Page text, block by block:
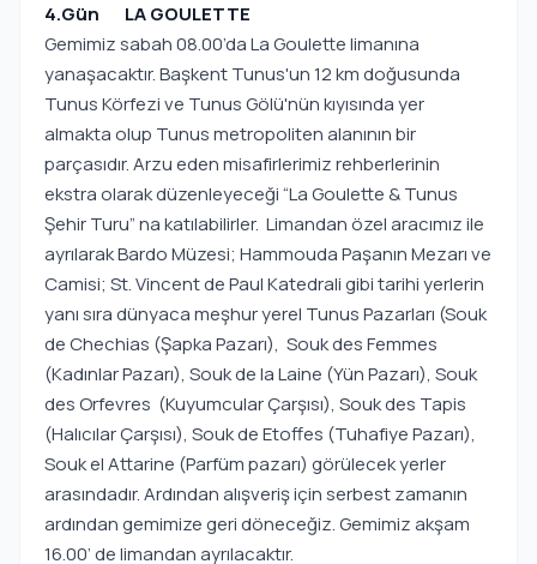
4.Gün LA GOULETTE
Gemimiz sabah 08.00’da La Goulette limanına
yanaşacaktır. Başkent Tunus'un 12 km doğusunda
Tunus Körfezi ve Tunus Gölü'nün kıyısında yer
almakta olup Tunus metropoliten alanının bir
parçasıdır. Arzu eden misafirlerimiz rehberlerinin
ekstra olarak düzenleyeceği “La Goulette & Tunus
Şehir Turu” na katılabilirler. Limandan özel aracımız ile
ayrılarak Bardo Müzesi; Hammouda Paşanın Mezarı ve
Camisi; St. Vincent de Paul Katedrali gibi tarihi yerlerin
yanı sıra dünyaca meşhur yerel Tunus Pazarları (Souk
de Chechias (Şapka Pazarı), Souk des Femmes
(Kadınlar Pazarı), Souk de la Laine (Yün Pazarı), Souk
des Orfevres (Kuyumcular Çarşısı), Souk des Tapis
(Halıcılar Çarşısı), Souk de Etoffes (Tuhafiye Pazarı),
Souk el Attarine (Parfüm pazarı) görülecek yerler
arasındadır. Ardından alışveriş için serbest zamanın
ardından gemimize geri döneceğiz. Gemimiz akşam
16.00’ de limandan ayrılacaktır.